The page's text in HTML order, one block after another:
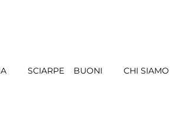
SCIARPE BUONI CHI SIAMO